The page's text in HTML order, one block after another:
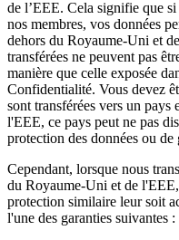
de l’EEE. Cela signifie que
nos membres, vos données
dehors du Royaume-Uni et
transférées ne peuvent pas
manière que celle exposée
Confidentialité. Vous devez
sont transférées vers un
l'EEE, ce pays peut ne pas
protection des données ou de
Cependant, lorsque nous
du Royaume-Uni et de
protection similaire leur soit
l'une des garanties suivantes :